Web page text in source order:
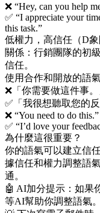
❌ “Hey, can you help
✅ “I appreciate your
this task.”
低權力，高信任（D象
關係：行銷團隊的初
信任。
使用合作和開放的語
❌「你需要做這件事。
✅「我很想聽取您的
❌ “You need to do this.”
✅ “I’d love your
為什麼這很重要？
你的語氣可以建立信
據信任和權力調整語
通。
🤖 AI加分提示：如果
等AI幫助你調整語氣。